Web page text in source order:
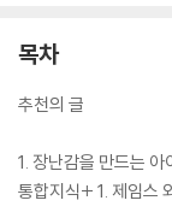
있는 것처럼 『who?
나고 활동했던 나라의
속 인물의 직업에 대
생각해 볼 수 있는 진
목차
추천의 글
1. 장난감을 만드는 아
통합지식+ 1. 제임스